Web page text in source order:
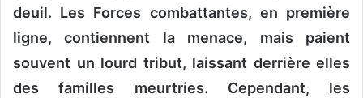
deuil. Les Forces combattantes, en première
ligne, contiennent la menace, mais paient
souvent un lourd tribut, laissant derrière elles
des familles meurtries. Cependant, les